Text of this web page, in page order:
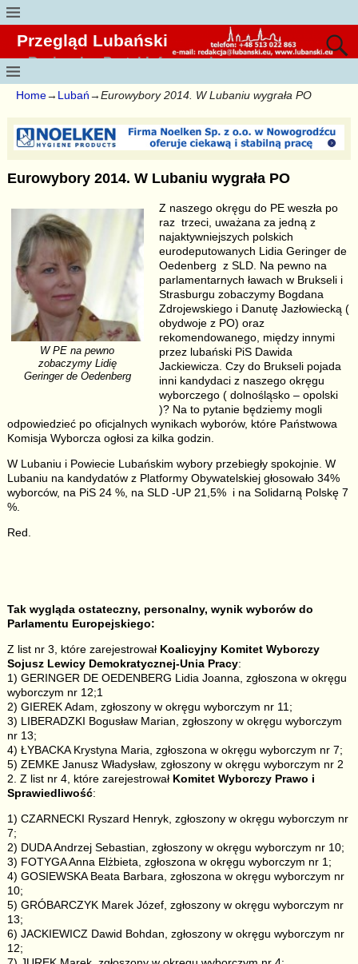
Przegląd Lubański
Regionalny Portal Informacyjny
Home→ Lubań→Eurowybory 2014. W Lubaniu wygrała PO
Eurowybory 2014. W Lubaniu wygrała PO
W PE na pewno
zobaczymy Lidię
Geringer de Oedenberg
Z naszego okręgu do PE weszła po
raz trzeci, uważana za jedną z
najaktywniejszych polskich
eurodeputowanych Lidia Geringer de
Oedenberg z SLD. Na pewno na
parlamentarnych ławach w Brukseli i
Strasburgu zobaczymy Bogdana
Zdrojewskiego i Danutę Jazłowiecką (
obydwoje z PO) oraz
rekomendowanego, między innymi
przez lubański PiS Dawida
Jackiewicza. Czy do Brukseli pojada
inni kandydaci z naszego okręgu
wyborczego ( dolnośląsko – opolski
)? Na to pytanie będziemy mogli
odpowiedzieć po oficjalnych wynikach wyborów, które Państwowa
Komisja Wyborcza ogłosi za kilka godzin.
W Lubaniu i Powiecie Lubańskim wybory przebiegły spokojnie. W
Lubaniu na kandydatów z Platformy Obywatelskiej głosowało 34%
wyborców, na PiS 24 %, na SLD -UP 21,5% i na Solidarną Polskę 7
%.
Red.
Tak wygląda ostateczny, personalny, wynik wyborów do
Parlamentu Europejskiego:
Z list nr 3, które zarejestrował Koalicyjny Komitet Wyborczy
Sojusz Lewicy Demokratycznej-Unia Pracy:
1) GERINGER DE OEDENBERG Lidia Joanna, zgłoszona w okręgu
wyborczym nr 12;1
2) GIEREK Adam, zgłoszony w okręgu wyborczym nr 11;
3) LIBERADZKI Bogusław Marian, zgłoszony w okręgu wyborczym
nr 13;
4) ŁYBACKA Krystyna Maria, zgłoszona w okręgu wyborczym nr 7;
5) ZEMKE Janusz Władysław, zgłoszony w okręgu wyborczym nr 2
2. Z list nr 4, które zarejestrował Komitet Wyborczy Prawo i
Sprawiedliwość:
1) CZARNECKI Ryszard Henryk, zgłoszony w okręgu wyborczym nr
7;
2) DUDA Andrzej Sebastian, zgłoszony w okręgu wyborczym nr 10;
3) FOTYGA Anna Elżbieta, zgłoszona w okręgu wyborczym nr 1;
4) GOSIEWSKA Beata Barbara, zgłoszona w okręgu wyborczym nr
10;
5) GRÓBARCZYK Marek Józef, zgłoszony w okręgu wyborczym nr
13;
6) JACKIEWICZ Dawid Bohdan, zgłoszony w okręgu wyborczym nr
12;